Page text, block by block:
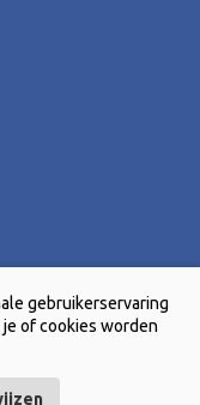
gebruikerservaring
of cookies worden